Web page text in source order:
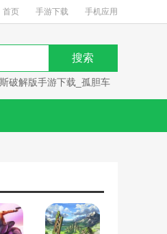
首页 手游下载 手机应用
破解版手游下载_孤胆车